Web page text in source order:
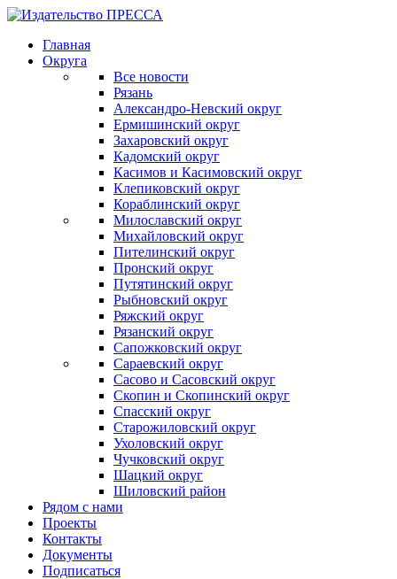
Главная
Округа
Все новости
Рязань
Александро-Невский округ
Ермишинский округ
Захаровский округ
Кадомский округ
Касимов и Касимовский округ
Клепиковский округ
Кораблинский округ
Милославский округ
Михайловский округ
Пителинский округ
Пронский округ
Путятинский округ
Рыбновский округ
Ряжский округ
Рязанский округ
Сапожковский округ
Сараевский округ
Сасово и Сасовский округ
Скопин и Скопинский округ
Спасский округ
Старожиловский округ
Ухоловский округ
Чучковский округ
Шацкий округ
Шиловский район
Рядом с нами
Проекты
Контакты
Документы
Подписаться